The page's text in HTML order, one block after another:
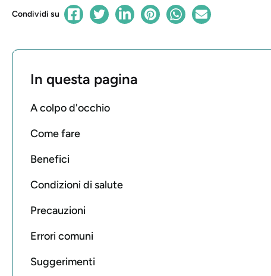
Condividi su
In questa pagina
A colpo d'occhio
Come fare
Benefici
Condizioni di salute
Precauzioni
Errori comuni
Suggerimenti